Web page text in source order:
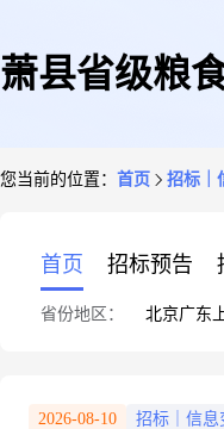
萧县省级粮
您当前的位置： 首页 招标｜
首页 招标预告
省份地区： 北京广东
2026-08-10 招标｜信息